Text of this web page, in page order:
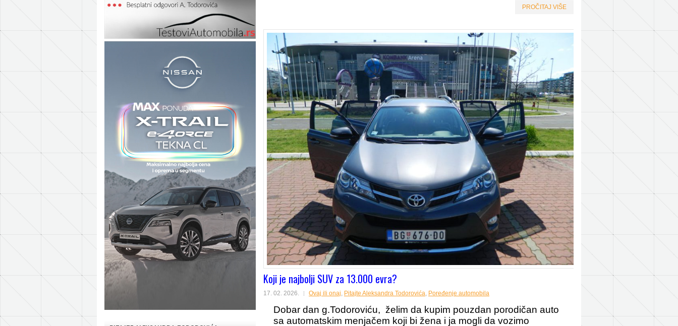
PROČITAJ VIŠE
Koji je najbolji SUV za 13.000 evra?
17. 02. 2026. Ovaj ili onaj Pitajte Aleksandra Todorovića Poređenje automobila
Dobar dan g.Todoroviću, želim da kupim pouzdan porodičan auto
sa automatskim menjačem koji bi žena i ja mogli da vozimo